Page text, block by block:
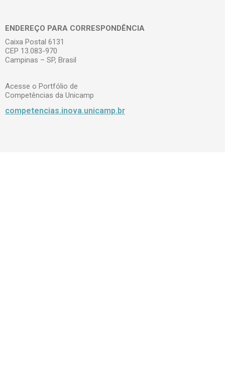
ENDEREÇO PARA CORRESPONDÊNCIA
Caixa Postal 6131
CEP 13.083-970
Campinas – SP, Brasil
Acesse o Portfólio de
Competências da Unicamp
competencias.inova.unicamp.br